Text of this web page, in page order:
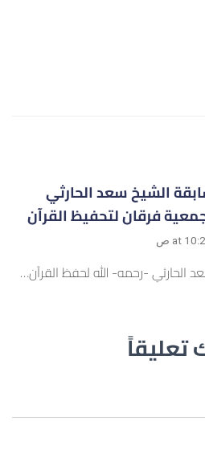
الشيخ سعد الحارثي
فرقان لتحفيظ القرآن
-رحمه- الله لحفظ القرآن…
تعليقاً